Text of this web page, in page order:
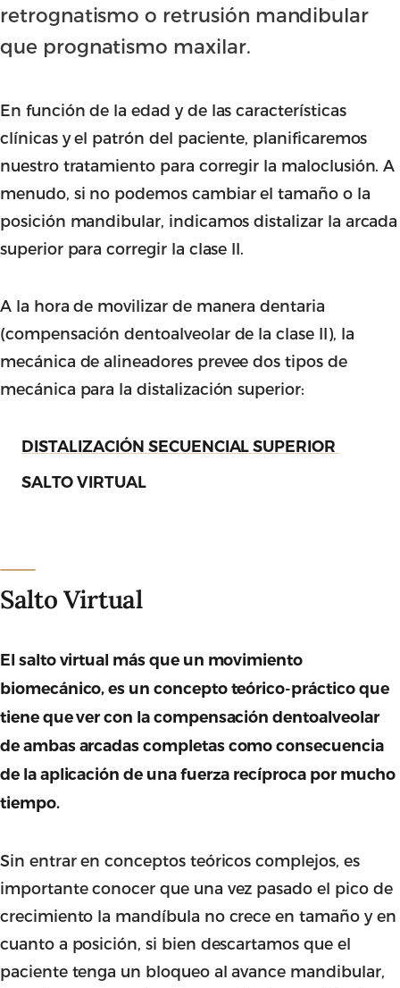
retrognatismo o retrusión mandibular
que prognatismo maxilar.
En función de la edad y de las características
clínicas y el patrón del paciente, planificaremos
nuestro tratamiento para corregir la maloclusión. A
menudo, si no podemos cambiar el tamaño o la
posición mandibular, indicamos distalizar la arcada
superior para corregir la clase II.
A la hora de movilizar de manera dentaria
(compensación dentoalveolar de la clase II), la
mecánica de alineadores prevee dos tipos de
mecánica para la distalización superior:
DISTALIZACIÓN SECUENCIAL SUPERIOR
SALTO VIRTUAL
Salto Virtual
El salto virtual más que un movimiento
biomecánico, es un concepto teórico-práctico que
tiene que ver con la compensación dentoalveolar
de ambas arcadas completas como consecuencia
de la aplicación de una fuerza recíproca por mucho
tiempo.
Sin entrar en conceptos teóricos complejos, es
importante conocer que una vez pasado el pico de
crecimiento la mandíbula no crece en tamaño y en
cuanto a posición, si bien descartamos que el
paciente tenga un bloqueo al avance mandibular,